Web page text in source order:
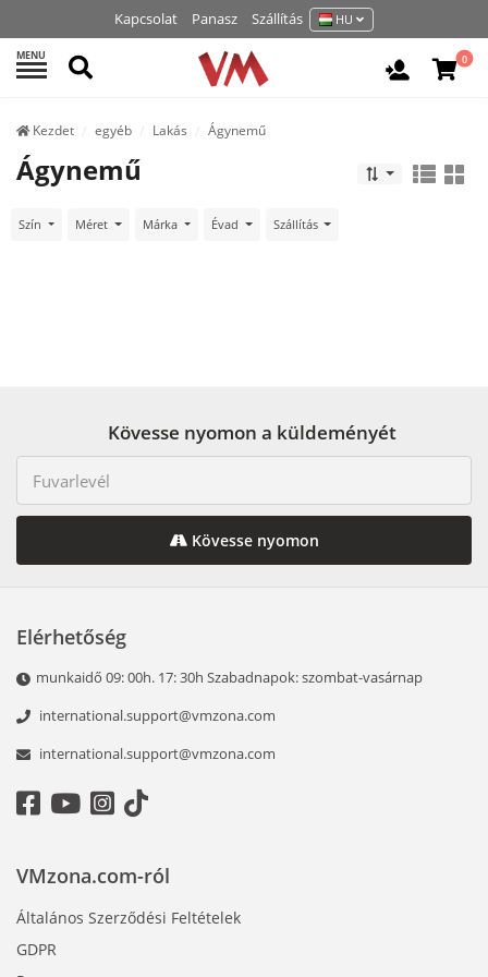
Kapcsolat Panasz Szállítás HU
MENU Keresés Belépés
0
Kezdet egyéb Lakás Ágynemű
Ágynemű
Szín Méret Márka Évad Szállítás
Kövesse nyomon a küldeményét
Kövesse nyomon
Elérhetőség
munkaidő 09: 00h. 17: 30h Szabadnapok: szombat-vasárnap
international.support@vmzona.com
international.support@vmzona.com
VMzona.com-ról
Általános Szerződési Feltételek
GDPR